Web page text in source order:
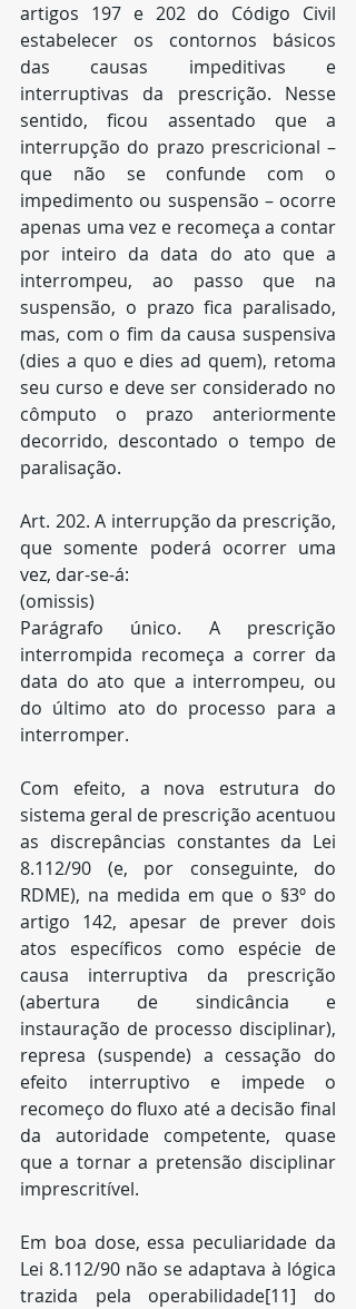
artigos 197 e 202 do Código Civil
estabelecer os contornos básicos
das causas impeditivas e
interruptivas da prescrição. Nesse
sentido, ficou assentado que a
interrupção do prazo prescricional –
que não se confunde com o
impedimento ou suspensão – ocorre
apenas uma vez e recomeça a contar
por inteiro da data do ato que a
interrompeu, ao passo que na
suspensão, o prazo fica paralisado,
mas, com o fim da causa suspensiva
(dies a quo e dies ad quem), retoma
seu curso e deve ser considerado no
cômputo o prazo anteriormente
decorrido, descontado o tempo de
paralisação.
Art. 202. A interrupção da prescrição,
que somente poderá ocorrer uma
vez, dar-se-á:
(omissis)
Parágrafo único. A prescrição
interrompida recomeça a correr da
data do ato que a interrompeu, ou
do último ato do processo para a
interromper.
Com efeito, a nova estrutura do
sistema geral de prescrição acentuou
as discrepâncias constantes da Lei
8.112/90 (e, por conseguinte, do
RDME), na medida em que o §3º do
artigo 142, apesar de prever dois
atos específicos como espécie de
causa interruptiva da prescrição
(abertura de sindicância e
instauração de processo disciplinar),
represa (suspende) a cessação do
efeito interruptivo e impede o
recomeço do fluxo até a decisão final
da autoridade competente, quase
que a tornar a pretensão disciplinar
imprescritível.
Em boa dose, essa peculiaridade da
Lei 8.112/90 não se adaptava à lógica
trazida pela operabilidade[11] do